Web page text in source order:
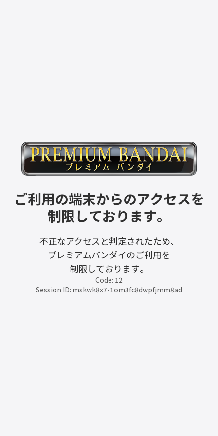
ご利用の端末からのアクセスを
制限しております。
不正なアクセスと判定されたため、
プレミアムバンダイのご利用を
制限しております。
Code: 12
Session ID: mskwk8x7-1om3fc8dwpfjmm8ad